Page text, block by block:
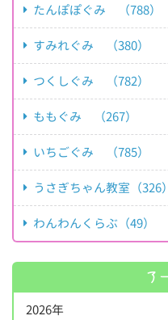
たんぽぽぐみ （788）
すみれぐみ （380）
つくしぐみ （782）
ももぐみ （267）
いちごぐみ （785）
うさぎちゃん教室（326）
わんわんくらぶ（49）
ア
2026年